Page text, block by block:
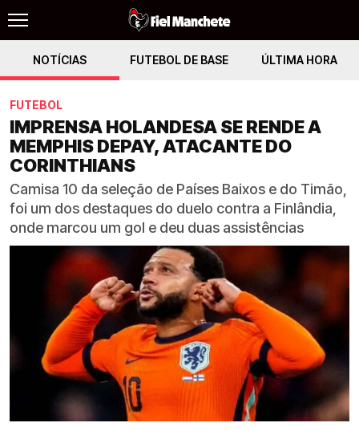
NOTÍCIAS FUTEBOL DE BASE ÚLTIMA HORA
FUTEBOL
IMPRENSA HOLANDESA SE RENDE A
MEMPHIS DEPAY, ATACANTE DO
CORINTHIANS
Camisa 10 da seleção de Países Baixos e do Timão,
foi um dos destaques do duelo contra a Finlândia,
onde marcou um gol e deu duas assistências